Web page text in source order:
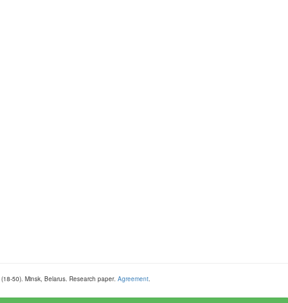
(18-50). Minsk, Belarus. Research paper. Agreement.